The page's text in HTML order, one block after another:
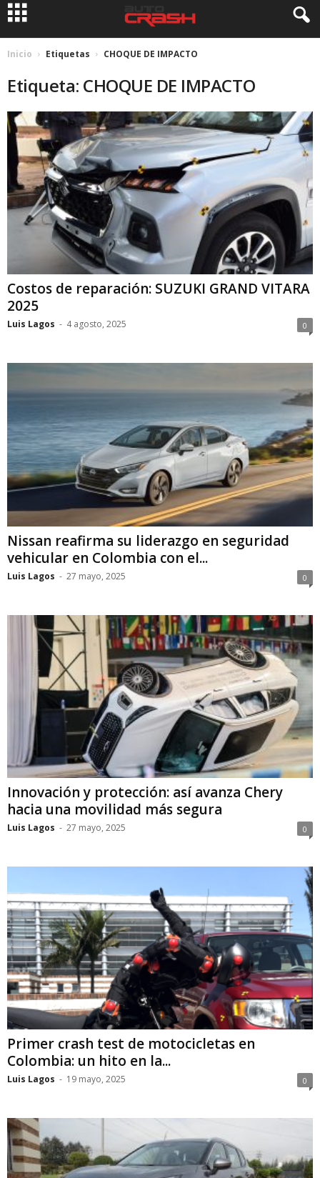
Inicio Etiquetas CHOQUE DE IMPACTO
Etiqueta: CHOQUE DE IMPACTO
Costos de reparación: SUZUKI GRAND VITARA
2025
Luis Lagos - 4 agosto, 2025 0
Nissan reafirma su liderazgo en seguridad
vehicular en Colombia con el...
Luis Lagos - 27 mayo, 2025 0
Innovación y protección: así avanza Chery
hacia una movilidad más segura
Luis Lagos - 27 mayo, 2025 0
Primer crash test de motocicletas en
Colombia: un hito en la...
Luis Lagos - 19 mayo, 2025 0